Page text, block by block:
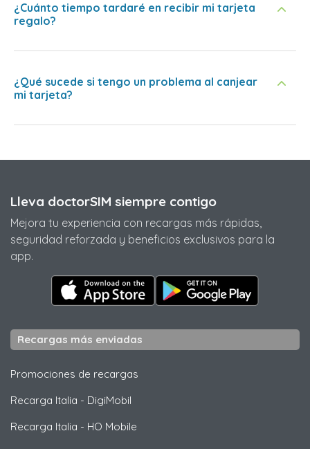
¿Cuánto tiempo tardaré en recibir mi tarjeta
regalo?
¿Qué sucede si tengo un problema al canjear
mi tarjeta?
Lleva doctorSIM siempre contigo
Mejora tu experiencia con recargas más rápidas,
seguridad reforzada y beneficios exclusivos para la
app.
Recargas más enviadas
Promociones de recargas
Recarga Italia - DigiMobil
Recarga Italia - HO Mobile